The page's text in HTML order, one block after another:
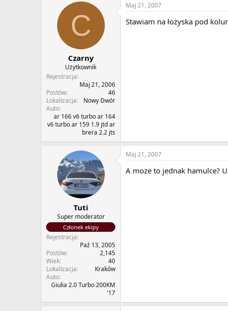
C
Czarny
Użytkownik
Rejestracja
Maj 21, 2006
Postów
46
Lokalizacja
Nowy Dwór
Auto
ar 166 v6 turbo ar 164
v6 turbo ar 159 1.9 jtd ar
brera 2.2 jts
Maj 21, 2007
Stawiam na łożyska pod
Tuti
Super moderator
Członek ekipy
Rejestracja
Paź 13, 2005
Postów
2,145
Wiek
40
Lokalizacja
Kraków
Auto
Giulia 2.0 Turbo 200KM
'17
Maj 21, 2007
A moze to jednak hamulce?